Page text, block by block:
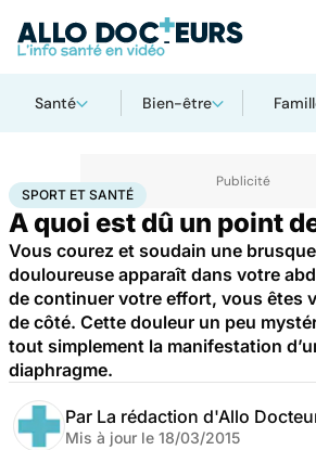
Santé Bien-être
AccueilBien-êtreSport santé Sport et santé
SPORT ET SANTÉ
A quoi est dû un point
Vous courez et soudain une
douloureuse apparaît dans votre
de continuer votre effort, vous êtes
de côté. Cette douleur un peu
tout simplement la manifestation
diaphragme.
Par La rédaction d'Allo
Mis à jour le 18/03/2015